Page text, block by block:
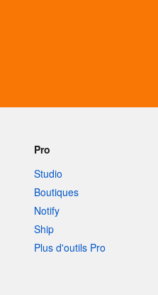
Pro
Studio
Boutiques
Notify
Ship
Plus d'outils Pro